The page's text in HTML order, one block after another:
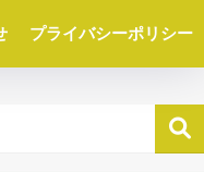
プライバシーポリシー